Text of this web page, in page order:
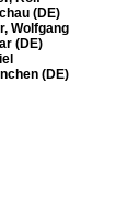
(DE)
Wolfgang
(DE)
(DE)